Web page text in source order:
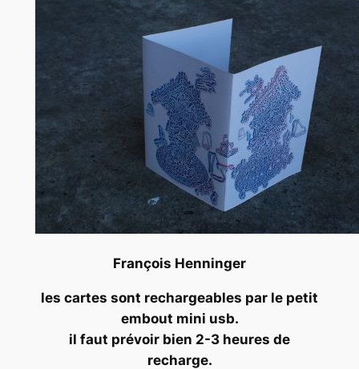
François Henninger
les cartes sont rechargeables par le petit
embout mini usb.
il faut prévoir bien 2-3 heures de
recharge.